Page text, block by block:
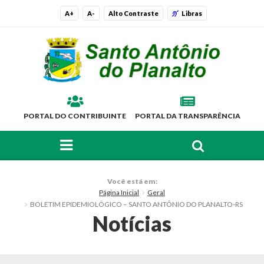
A+ A- Alto Contraste Libras
PORTAL DO CONTRIBUINTE PORTAL DA TRANSPARÊNCIA
Histórico
Você está em:
Página Inicial
Geral
BOLETIM EPIDEMIOLÓGICO – SANTO ANTÔNIO DO PLANALTO-RS
Notícias